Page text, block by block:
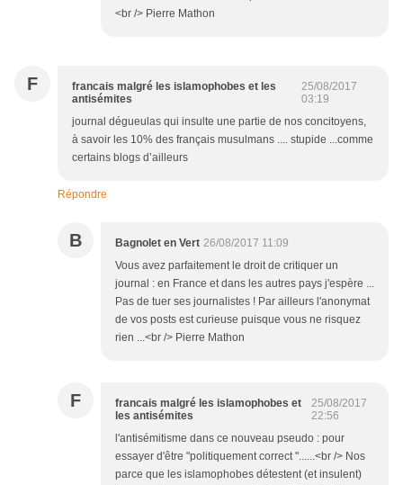
<br /> Pierre Mathon
F
francais malgré les islamophobes et les
antisémites
25/08/2017
03:19
journal dégueulas qui insulte une partie de nos concitoyens,
à savoir les 10% des français musulmans .... stupide ...comme
certains blogs d’ailleurs
Répondre
B Bagnolet en Vert 26/08/2017 11:09
Vous avez parfaitement le droit de critiquer un
journal : en France et dans les autres pays j'espère ...
Pas de tuer ses journalistes ! Par ailleurs l'anonymat
de vos posts est curieuse puisque vous ne risquez
rien ...<br /> Pierre Mathon
F
francais malgré les islamophobes et
les antisémites
25/08/2017
22:56
l'antisémitisme dans ce nouveau pseudo : pour
essayer d'être "politiquement correct "......<br /> Nos
parce que les islamophobes détestent (et insulent)